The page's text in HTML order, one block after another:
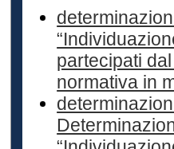
partecipati
normativa in